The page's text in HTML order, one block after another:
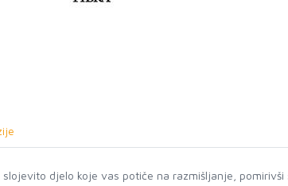
slojevito djelo koje vas potiče na razmišljanje,